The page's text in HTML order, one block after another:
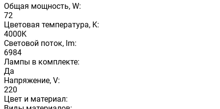
Общая мощность, W:
72
Цветовая температура, K:
4000K
Световой поток, lm:
6984
Лампы в комплекте:
Да
Напряжение, V:
220
Цвет и материал: